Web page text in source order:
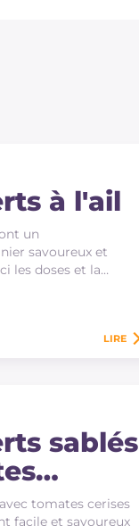
à l'ail
un
savoureux et
les doses et la
LIRE
sablés
tomates cerises
facile et savoureux